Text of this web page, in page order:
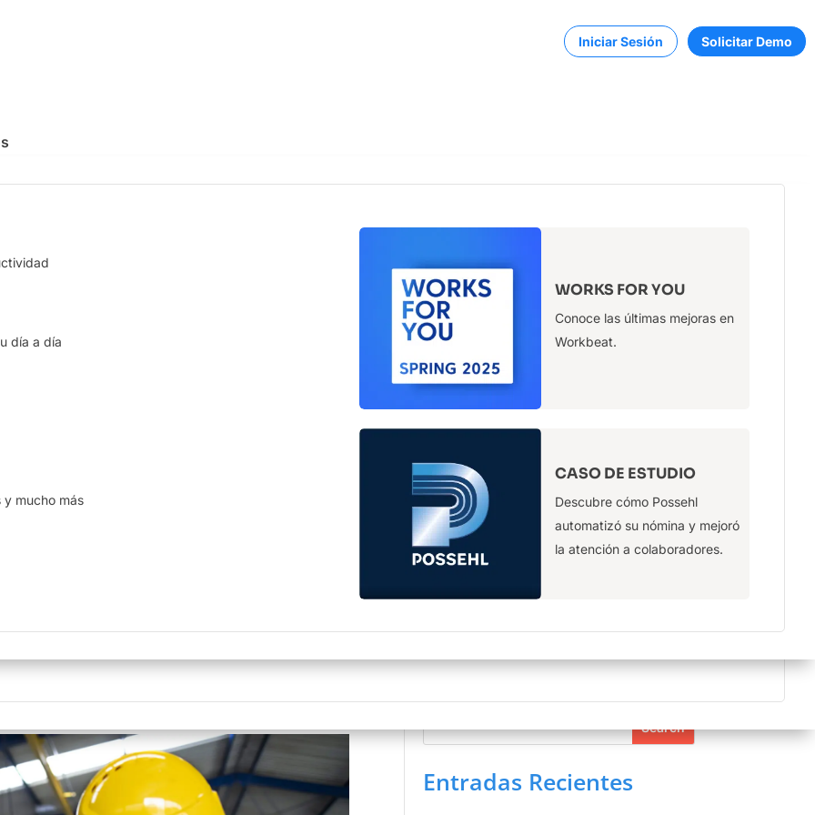
centralizada
de las últimas actualizaciones
tu información siempre
a través de API´s e
disponible y sin
Cumplimos con los estándaresmás
día a día
mucho más
WORKS FOR YOU
Conoce las últimas mejoras en
Workbeat.
CASO DE ESTUDIO
Descubre cómo Possehl
automatizó su nómina y mejoró
la atención a colaboradores.
Iniciar Sesión Solicitar Demo
en el
Buscar
Entradas Recientes